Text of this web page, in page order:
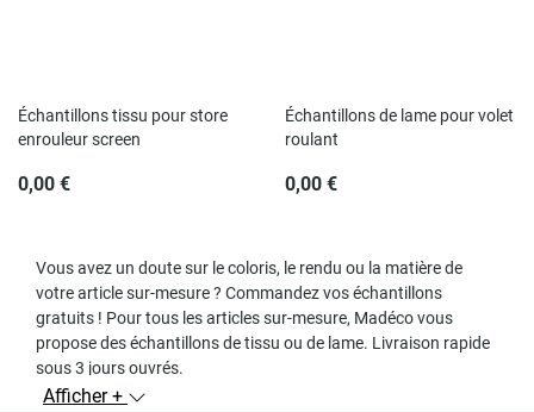
Échantillons tissu pour store
enrouleur screen
0,00 €
Échantillons de lame pour volet
roulant
0,00 €
Vous avez un doute sur le coloris, le rendu ou la matière de
votre article sur-mesure ? Commandez vos échantillons
gratuits ! Pour tous les articles sur-mesure, Madéco vous
propose des échantillons de tissu ou de lame. Livraison rapide
sous 3 jours ouvrés.
Afficher +